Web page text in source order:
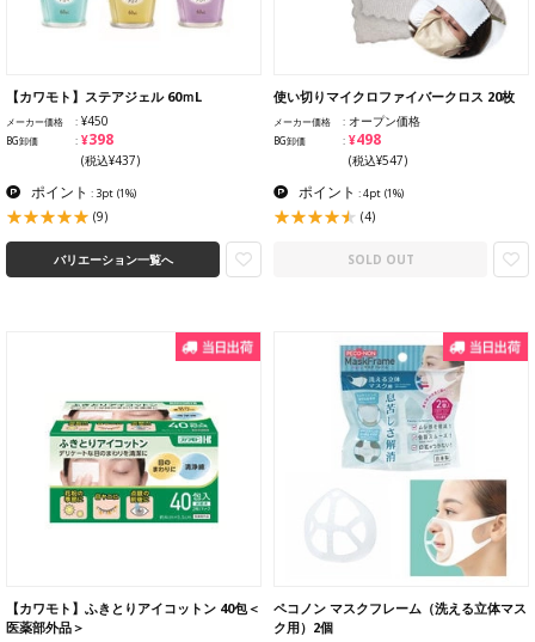
【カワモト】ステアジェル 60ｍL
メーカー価格 ¥450
BG卸価 ¥398
(税込¥437)
ポイント : 3pt (1%)
(9)
バリエーション一覧へ
使い切りマイクロファイバークロス 20枚
メーカー価格 オープン価格
BG卸価 ¥498
(税込¥547)
ポイント : 4pt (1%)
(4)
SOLD OUT
【カワモト】ふきとりアイコットン 40包＜
医薬部外品＞
ペコノン マスクフレーム（洗える立体マス
ク用）2個